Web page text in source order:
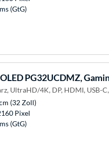
(GtG)
PG32UCDMZ,
UltraHD/4K, DP, HDMI, USB-
(32 Zoll)
Pixel
(GtG)